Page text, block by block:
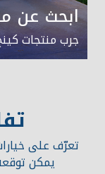
ابحث عن
جرب منتجات
تعرّف على
يمكن